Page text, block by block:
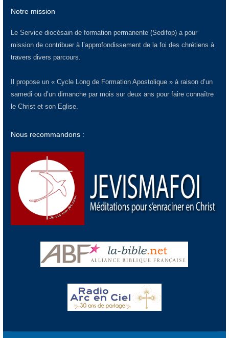
Notre mission
Le Service diocésain de formation permanente (Sedifop) a pour
mission de contribuer à l’approfondissement de la foi des chrétiens à
travers divers parcours.
Il propose un « Cycle Long de Formation Apostolique » à raison d’un
samedi ou d’un dimanche par mois sur deux ans pour faire connaître
le Christ et son Eglise.
Nous recommandons :